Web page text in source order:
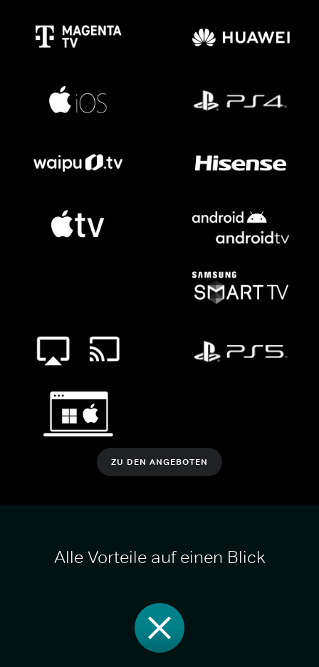
ZU DEN ANGEBOTEN
Alle Vorteile auf einen Blick